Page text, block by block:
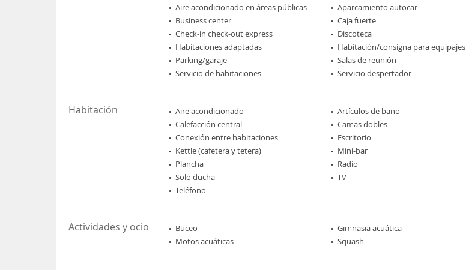
Aire acondicionado en áreas públicas
Aparcamiento autocar
Business center
Caja fuerte
Check-in check-out express
Discoteca
Habitaciones adaptadas
Habitación/consigna para equipajes
Parking/garaje
Salas de reunión
Servicio de habitaciones
Servicio despertador
Habitación Aire acondicionado Artículos de baño
Calefacción central
Camas dobles
Conexión entre habitaciones
Escritorio
Kettle (cafetera y tetera)
Mini-bar
Plancha
Radio
Solo ducha
TV
Teléfono
Actividades y ocio Buceo Gimnasia acuática
Motos acuáticas
Squash